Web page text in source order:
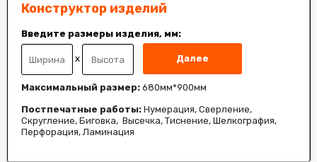
Конструктор изделий
Введите размеры изделия, мм:
x Далее
Максимальный размер: 680мм*900мм
Постпечатные работы: Нумерация, Сверление,
Скругление, Биговка, Высечка, Тиснение, Шелкография,
Перфорация, Ламинация